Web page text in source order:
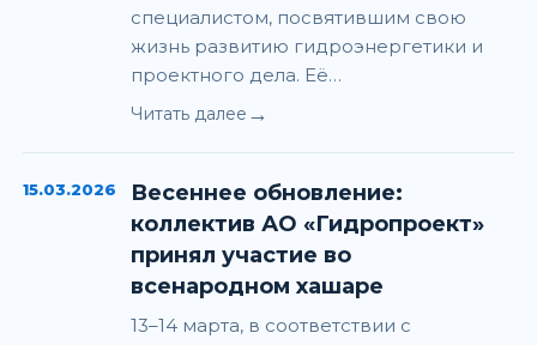
специалистом, посвятившим свою
жизнь развитию гидроэнергетики и
проектного дела. Её…
Читать далее →
15.03.2026
Весеннее обновление:
коллектив АО «Гидропроект»
принял участие во
всенародном хашаре
13–14 марта, в соответствии с